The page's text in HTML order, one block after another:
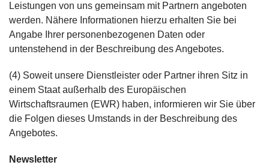
Leistungen von uns gemeinsam mit Partnern angeboten
werden. Nähere Informationen hierzu erhalten Sie bei
Angabe Ihrer personenbezogenen Daten oder
untenstehend in der Beschreibung des Angebotes.
(4) Soweit unsere Dienstleister oder Partner ihren Sitz in
einem Staat außerhalb des Europäischen
Wirtschaftsraumen (EWR) haben, informieren wir Sie über
die Folgen dieses Umstands in der Beschreibung des
Angebotes.
Newsletter